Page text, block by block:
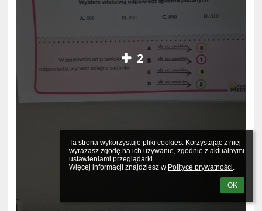
Ta strona wykorzystuje pliki cookies. Korzystając z niej
wyrażasz zgodę na ich używanie, zgodnie z aktualnymi
ustawieniami przeglądarki.
Więcej informacji znajdziesz w Polityce prywatności.
OK
2